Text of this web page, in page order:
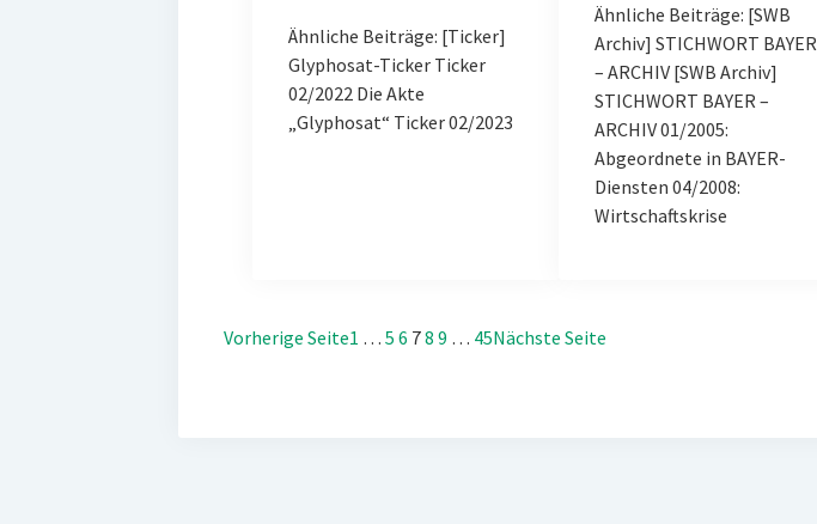
Ähnliche Beiträge: [Ticker]
Glyphosat-Ticker Ticker
02/2022 Die Akte
„Glyphosat“ Ticker 02/2023
Ähnliche Beiträge: [SWB
Archiv] STICHWORT BAYER
– ARCHIV [SWB Archiv]
STICHWORT BAYER –
ARCHIV 01/2005:
Abgeordnete in BAYER-
Diensten 04/2008:
Wirtschaftskrise
Vorherige Seite1 … 5 6 78 9 … 45Nächste Seite